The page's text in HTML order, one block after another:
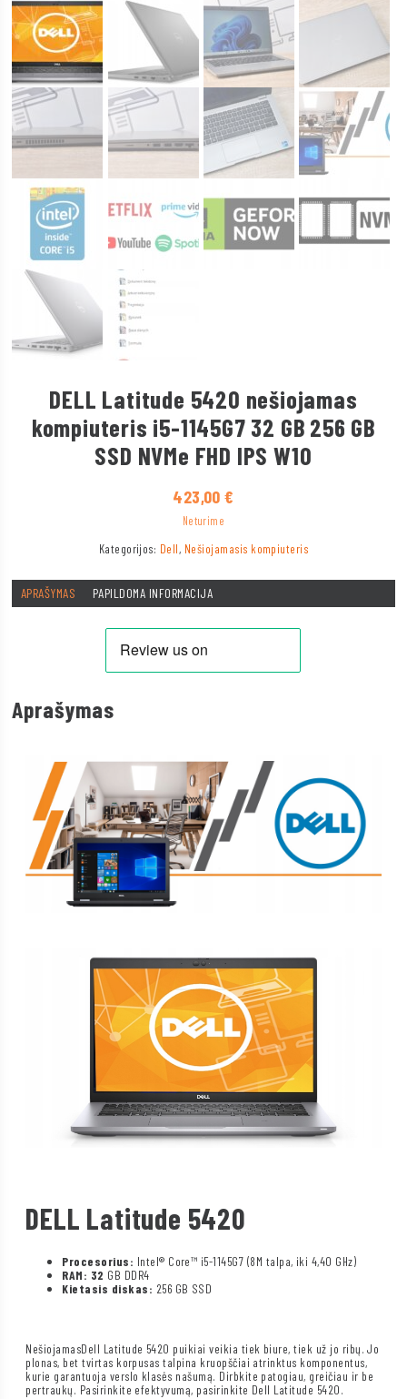
DELL Latitude 5420 nešiojamas
kompiuteris i5-1145G7 32 GB 256 GB
SSD NVMe FHD IPS W10
423,00€
Neturime
Kategorijos: Dell, Nešiojamasis kompiuteris
APRAŠYMAS PAPILDOMA INFORMACIJA
Aprašymas
DELL Latitude 5420
Procesorius: Intel® Core™ i5-1145G7 (8M talpa, iki 4,40 GHz)
RAM: 32 GB DDR4
Kietasis diskas: 256 GB SSD
NešiojamasDell Latitude 5420 puikiai veikia tiek biure, tiek už jo ribų. Jo
plonas, bet tvirtas korpusas talpina kruopščiai atrinktus komponentus,
kurie garantuoja verslo klasės našumą. Dirbkite patogiau, greičiau ir be
pertraukų. Pasirinkite efektyvumą, pasirinkite Dell Latitude 5420.